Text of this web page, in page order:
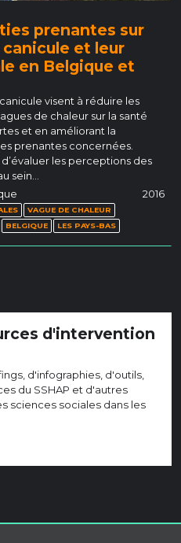
prenantes sur
et leur
en Belgique et
visent à réduire les
de chaleur sur la santé
et en améliorant la
prenantes concernées.
les perceptions des
sein…
2016
VAGUE DE CHALEUR
BELGIQUE LES PAYS-BAS
d'intervention
d'infographies, d'outils,
du SSHAP et d'autres
sciences sociales dans les